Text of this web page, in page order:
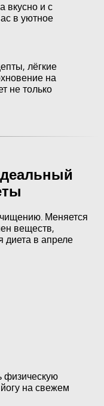
вкусно и с
в уютное
лёгкие
на
не только
Меняется
веществ,
диета в апреле
физическую
на свежем